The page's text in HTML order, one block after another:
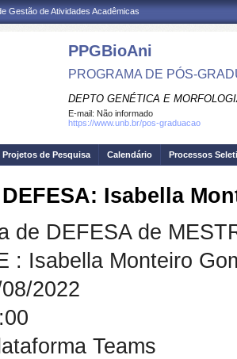
Gestão de Atividades Acadêmicas
PPGBioAni
PROGRAMA DE PÓS-
DEPTO GENÉTICA E
E-mail: Não informado
https://www.unb.br/pos-graduacao
Projetos de Pesquisa Calendário Processos
Isabella
de DEFESA de
: Isabella Monteiro
2022
Teams